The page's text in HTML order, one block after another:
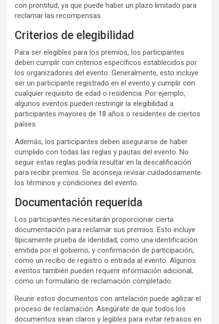
con prontitud, ya que puede haber un plazo limitado para
reclamar las recompensas.
Criterios de elegibilidad
Para ser elegibles para los premios, los participantes
deben cumplir con criterios específicos establecidos por
los organizadores del evento. Generalmente, esto incluye
ser un participante registrado en el evento y cumplir con
cualquier requisito de edad o residencia. Por ejemplo,
algunos eventos pueden restringir la elegibilidad a
participantes mayores de 18 años o residentes de ciertos
países.
Además, los participantes deben asegurarse de haber
cumplido con todas las reglas y pautas del evento. No
seguir estas reglas podría resultar en la descalificación
para recibir premios. Se aconseja revisar cuidadosamente
los términos y condiciones del evento.
Documentación requerida
Los participantes necesitarán proporcionar cierta
documentación para reclamar sus premios. Esto incluye
típicamente prueba de identidad, como una identificación
emitida por el gobierno, y confirmación de participación,
como un recibo de registro o entrada al evento. Algunos
eventos también pueden requerir información adicional,
como un formulario de reclamación completado.
Reunir estos documentos con antelación puede agilizar el
proceso de reclamación. Asegúrate de que todos los
documentos sean claros y legibles para evitar retrasos en